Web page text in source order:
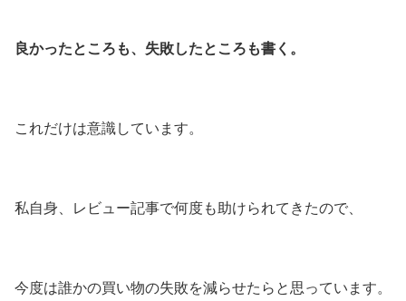
良かったところも、失敗したところも書く。
これだけは意識しています。
私自身、レビュー記事で何度も助けられてきたので、
今度は誰かの買い物の失敗を減らせたらと思っています。